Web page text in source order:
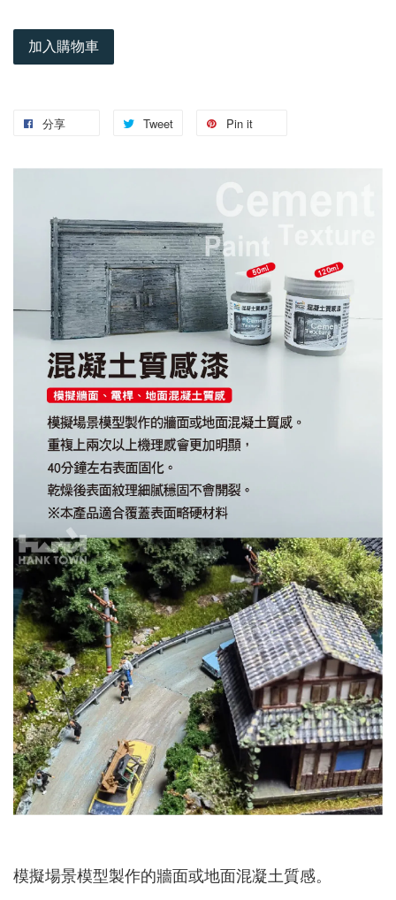
加入購物車
分享 Tweet Pin it
模擬場景模型製作的牆面或地面混凝土質感。